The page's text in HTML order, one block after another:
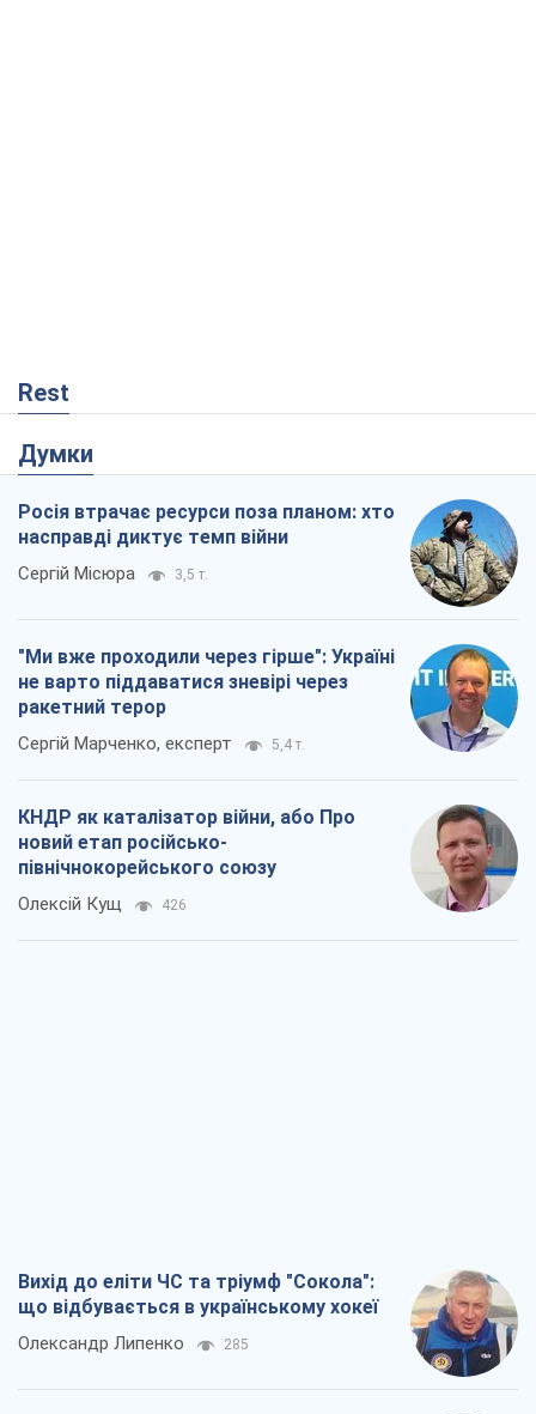
Rest
Думки
Росія втрачає ресурси поза планом: хто
насправді диктує темп війни
Сергій Місюра 3,5 т.
"Ми вже проходили через гірше": Україні
не варто піддаватися зневірі через
ракетний терор
Сергій Марченко, експерт 5,4 т.
КНДР як каталізатор війни, або Про
новий етап російсько-
північнокорейського союзу
Олексій Кущ 426
Вихід до еліти ЧС та тріумф "Сокола":
що відбувається в українському хокеї
Олександр Липенко 285